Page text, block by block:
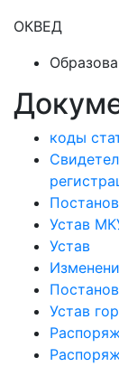
ОКВЕД
коды
Устав
Устав
Устав